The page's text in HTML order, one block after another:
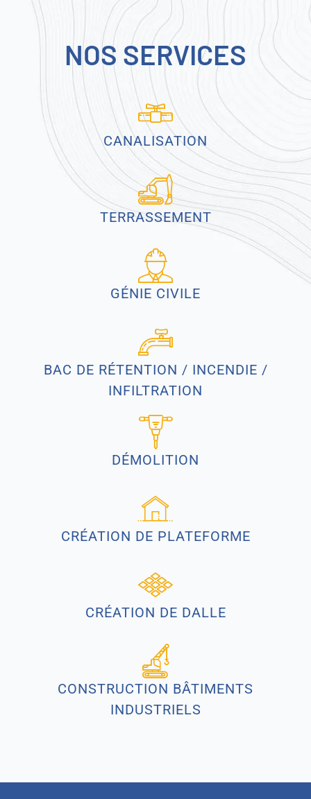
NOS SERVICES
CANALISATION
TERRASSEMENT
GÉNIE CIVILE
BAC DE RÉTENTION / INCENDIE /
INFILTRATION
DÉMOLITION
CRÉATION DE PLATEFORME
CRÉATION DE DALLE
CONSTRUCTION BÂTIMENTS
INDUSTRIELS